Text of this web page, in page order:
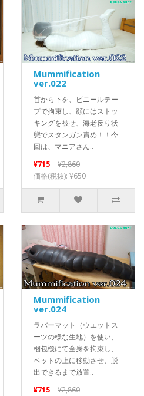
Mummification
ver.022
首から下を、ビニールテー
プで拘束し、顔にはストッ
キングを被せ、海老反り状
態でスタンガン責め！！今
回は、マニアさん..
¥715
¥2,860
価格(税抜): ¥650
Mummification
ver.024
ラバーマット（ウエットス
ーツの様な生地）を使い、
梱包機にて全身を拘束し、
ベットの上に移動させ、脱
出できるまで放置..
¥715
¥2,860